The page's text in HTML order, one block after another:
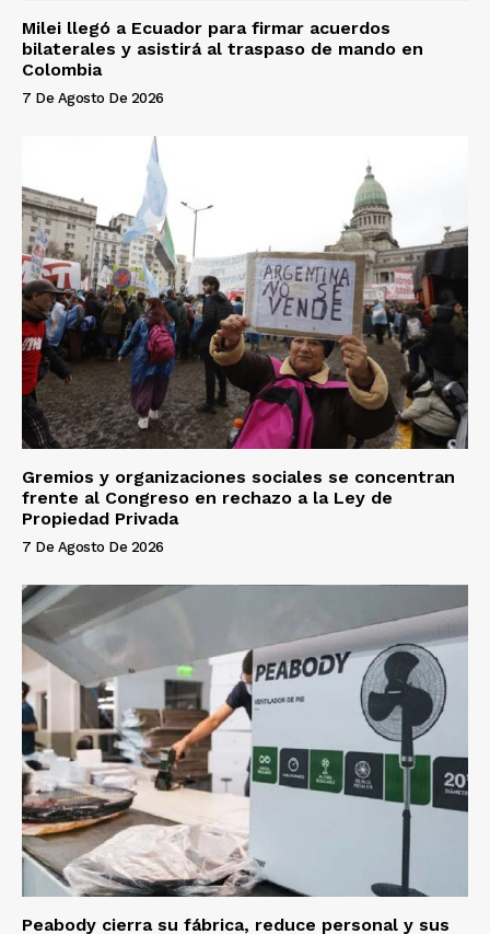
Milei llegó a Ecuador para firmar acuerdos
bilaterales y asistirá al traspaso de mando en
Colombia
7 De Agosto De 2026
Gremios y organizaciones sociales se concentran
frente al Congreso en rechazo a la Ley de
Propiedad Privada
7 De Agosto De 2026
Peabody cierra su fábrica, reduce personal y sus